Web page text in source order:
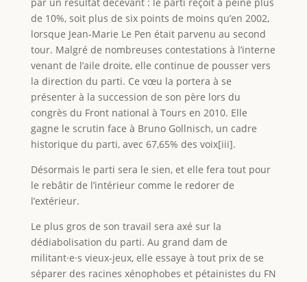
de 10%, soit plus de six points de moins qu’en 2002,
lorsque Jean-Marie Le Pen était parvenu au second
tour. Malgré de nombreuses contestations à l’interne
venant de l’aile droite, elle continue de pousser vers
la direction du parti. Ce vœu la portera à se
présenter à la succession de son père lors du
congrès du Front national à Tours en 2010. Elle
gagne le scrutin face à Bruno Gollnisch, un cadre
historique du parti, avec 67,65% des voix[iii].
Désormais le parti sera le sien, et elle fera tout pour
le rebâtir de l’intérieur comme le redorer de
l’extérieur.
Le plus gros de son travail sera axé sur la
dédiabolisation du parti. Au grand dam de
militant·e·s vieux-jeux, elle essaye à tout prix de se
séparer des racines xénophobes et pétainistes du FN